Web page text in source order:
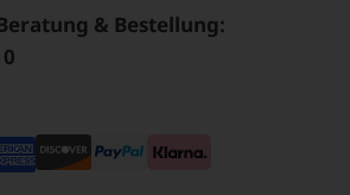
& Bestellung: